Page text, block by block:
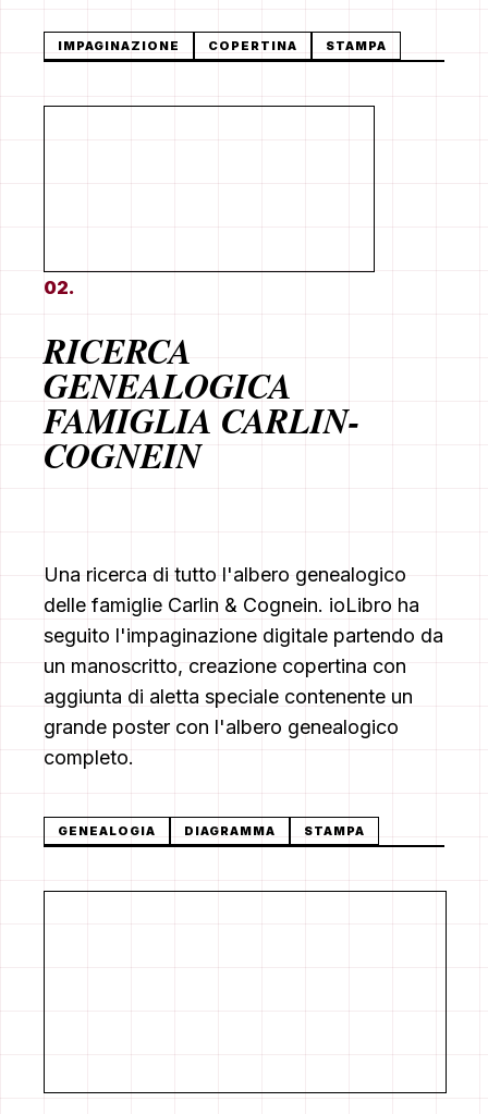
IMPAGINAZIONE COPERTINA STAMPA
02.
RICERCA
GENEALOGICA
FAMIGLIA CARLIN-
COGNEIN
Una ricerca di tutto l'albero genealogico
delle famiglie Carlin & Cognein. ioLibro ha
seguito l'impaginazione digitale partendo da
un manoscritto, creazione copertina con
aggiunta di aletta speciale contenente un
grande poster con l'albero genealogico
completo.
GENEALOGIA DIAGRAMMA STAMPA